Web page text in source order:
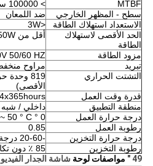
MTBF
> 100000 ساعة
سطح - المظهر الخارجي
ضد اللمعان
الاستعداد استهلاك الطاقة
<3W
الحد الأقصى لاستهلاك
الطاقة
أقل من 250W
مزود الطاقة
50/60 HZ
تبريد
مراوح
التشتت الحراري
819 وحدة
الأقصى)
قدرة وقت العمل
منطقة التطبيق
داخلي / شبه
درجة حرارة العمل
0 ° C ~ 50 ° C
رطوبة العمل
0.85
درجة حرارة التخزين
-20-60 درجة مئوية
رطوبة التخزين
85 ٪ دون تكاثف
49 "
مواصفات لوحة شاشة الجدار الفيديو